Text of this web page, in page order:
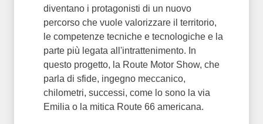
diventano i protagonisti di un nuovo
percorso che vuole valorizzare il territorio,
le competenze tecniche e tecnologiche e la
parte più legata all'intrattenimento. In
questo progetto, la Route Motor Show, che
parla di sfide, ingegno meccanico,
chilometri, successi, come lo sono la via
Emilia o la mitica Route 66 americana.